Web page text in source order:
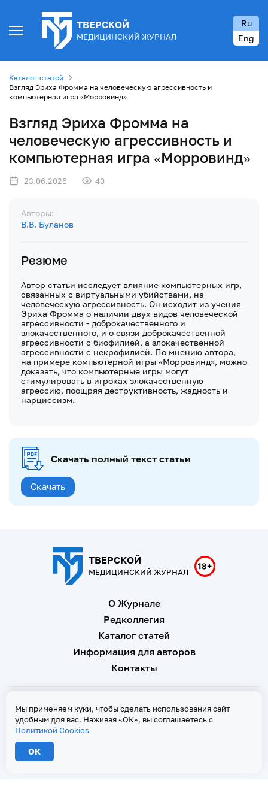
ТВЕРСКОЙ
МЕДИЦИНСКИЙ ЖУРНАЛ
Ru
Eng
Каталог статей
Взгляд Эриха Фромма на человеческую агрессивность и
компьютерная игра «Морровинд»
Взгляд Эриха Фромма на
человеческую агрессивность и
компьютерная игра «Морровинд»
23.06.2026 40
Авторы:
В.В. Буланов
Резюме
Автор статьи исследует влияние компьютерных игр,
связанных с виртуальными убийствами, на
человеческую агрессивность. Он исходит из учения
Эриха Фромма о наличии двух видов человеческой
агрессивности - доброкачественного и
злокачественного, и о связи доброкачественной
агрессивности с биофилией, а злокачественной
агрессивности с некрофилией. По мнению автора,
на примере компьютерной игры «Морровинд», можно
доказать, что компьютерные игры могут
стимулировать в игроках злокачественную
агрессию, поощряя деструктивность, жадность и
нарциссизм.
Скачать полный текст статьи
Скачать
ТВЕРСКОЙ
МЕДИЦИНСКИЙ ЖУРНАЛ
О Журнале
Редколлегия
Каталог статей
Информация для авторов
Контакты
При копировании текстов ссылка на страницу-первоисточник обязательна
Свидетельство о регистрации Эл № ФС 77 - 67146 от 16
сентября 2016 г
Мы применяем куки, чтобы сделать использования сайт
удобным для вас. Наживая «ОК», вы соглашаетесь с
Политикой Cookies
ОК